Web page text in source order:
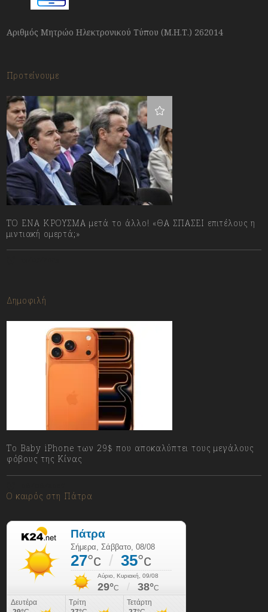
Αριθμός Μητρώο Ηλεκτρονικού Τύπου (Μ.Η.Τ.) 262014
Προτείνουμε
ΤΟ ΕΝΑ ΚΡΟΥΣΜΑ μετά το άλλο! «ΘΑ ΣΠΑΣΕΙ επιτέλους η
μιντιακή ομερτά;»
Δημοφιλή
Το Baby iPhone των 29$ που αποκαλύπτει τους μεγάλους
φόβους της Κίνας
Ο καιρός στη Πάτρα